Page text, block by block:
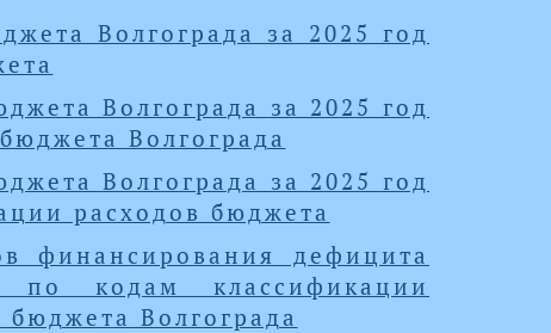
Волгограда за 2025 год
Волгограда за 2025 год
Волгограда
Волгограда за 2025 год
расходов бюджета
финансирования дефицита
кодам классификации
Волгограда